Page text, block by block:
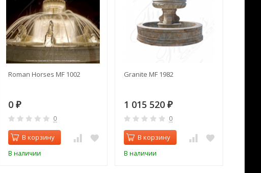
Roman Horses MF 1002
0 ₽
0
В корзину
В наличии
Granite MF 1982
1 015 520 ₽
0
В корзину
В наличии